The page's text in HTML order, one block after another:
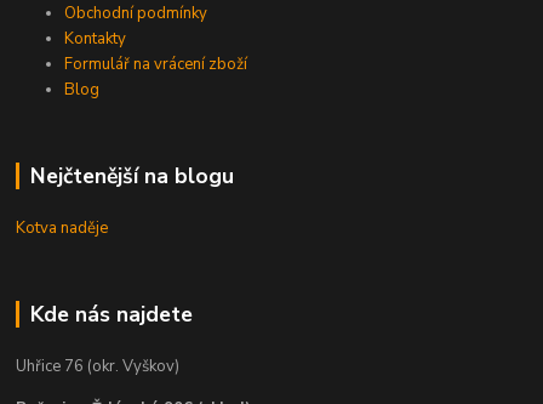
Obchodní podmínky
Kontakty
Formulář na vrácení zboží
Blog
Nejčtenější na blogu
Kotva naděje
Kde nás najdete
Uhřice 76 (okr. Vyškov)